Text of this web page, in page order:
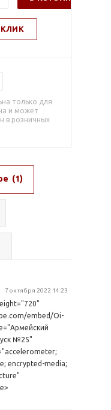
КЛИК
только для
и может
в розничных
(1)
7 октября 2022 14:23
embed/Oi-
№25"
encrypted-media;